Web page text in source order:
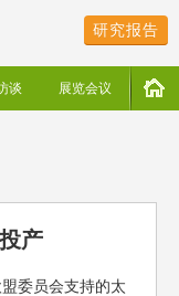
研究报告
谈 展览会议
产
委员会支持的太